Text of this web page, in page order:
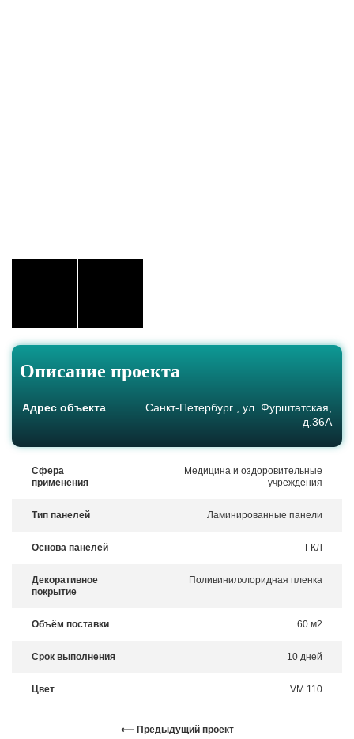
Описание проекта
Адрес объекта
Санкт-Петербург , ул. Фурштатская,
д.36А
Сфера
применения
Медицина и оздоровительные
учреждения
Тип панелей Ламинированные панели
Основа панелей ГКЛ
Декоративное
покрытие
Поливинилхлоридная пленка
Объём поставки 60 м2
Срок выполнения 10 дней
Цвет VM 110
⟵ Предыдущий проект